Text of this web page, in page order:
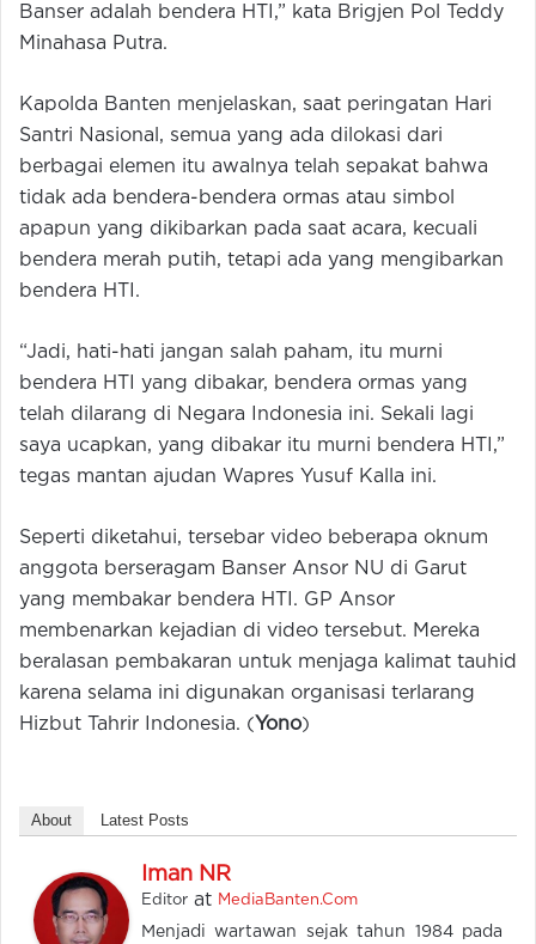
Banser adalah bendera HTI,” kata Brigjen Pol Teddy
Minahasa Putra.
Kapolda Banten menjelaskan, saat peringatan Hari
Santri Nasional, semua yang ada dilokasi dari
berbagai elemen itu awalnya telah sepakat bahwa
tidak ada bendera-bendera ormas atau simbol
apapun yang dikibarkan pada saat acara, kecuali
bendera merah putih, tetapi ada yang mengibarkan
bendera HTI.
“Jadi, hati-hati jangan salah paham, itu murni
bendera HTI yang dibakar, bendera ormas yang
telah dilarang di Negara Indonesia ini. Sekali lagi
saya ucapkan, yang dibakar itu murni bendera HTI,”
tegas mantan ajudan Wapres Yusuf Kalla ini.
Seperti diketahui, tersebar video beberapa oknum
anggota berseragam Banser Ansor NU di Garut
yang membakar bendera HTI. GP Ansor
membenarkan kejadian di video tersebut. Mereka
beralasan pembakaran untuk menjaga kalimat tauhid
karena selama ini digunakan organisasi terlarang
Hizbut Tahrir Indonesia. ( Yono)
About Latest Posts
Iman NR
Editor at MediaBanten.Com
Menjadi wartawan sejak tahun 1984 pada